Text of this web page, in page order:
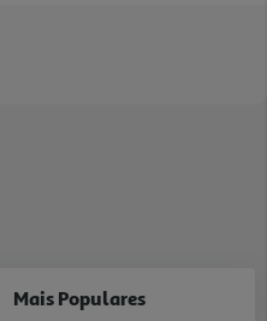
Mais Populares